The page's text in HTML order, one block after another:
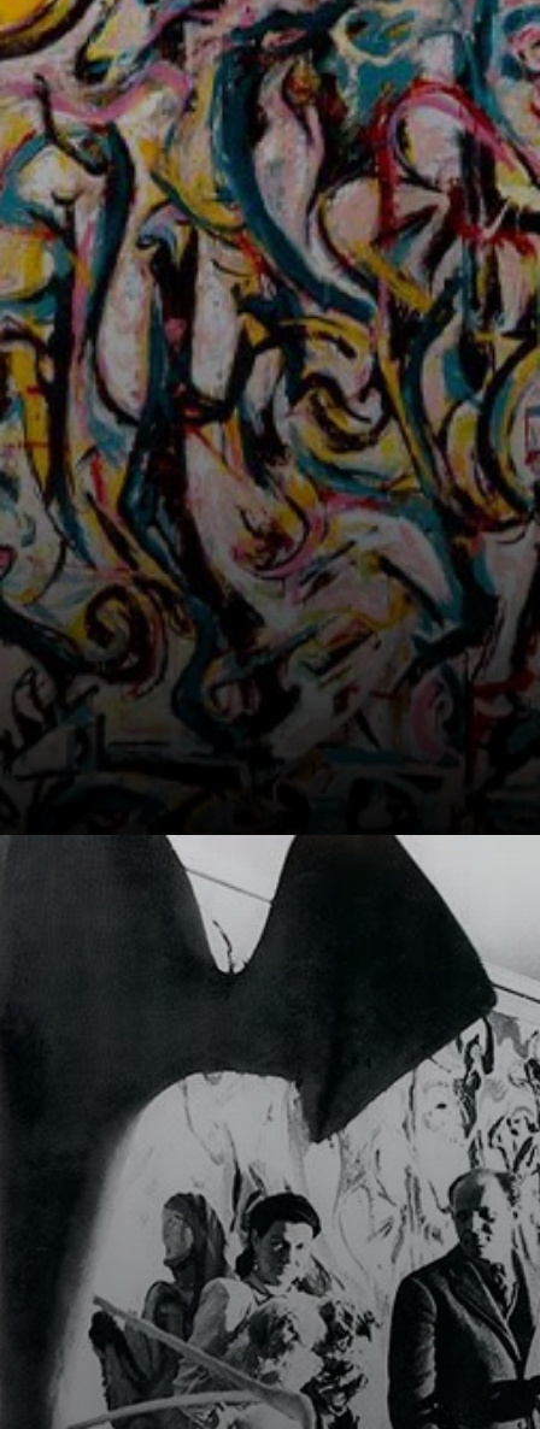
El Mural no fue
simplemente
importante; fue el
catalizador que
guio a Pollock
hacia la técnica
del goteo que lo
inmortalizaría.
Peggy
encargó al artista
Jackson Pollock
un mural
destinado al
vestíbulo de su
apartamento en